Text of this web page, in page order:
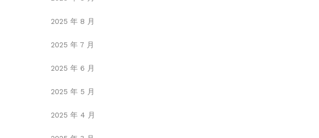
2025 年 8 月
2025 年 7 月
2025 年 6 月
2025 年 5 月
2025 年 4 月